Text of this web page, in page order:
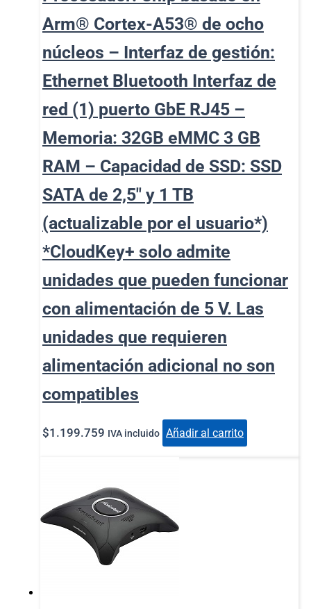
Arm® Cortex-A53® de ocho
núcleos – Interfaz de gestión:
Ethernet Bluetooth Interfaz de
red (1) puerto GbE RJ45 –
Memoria: 32GB eMMC 3 GB
RAM – Capacidad de SSD: SSD
SATA de 2,5″ y 1 TB
(actualizable por el usuario*)
*CloudKey+ solo admite
unidades que pueden funcionar
con alimentación de 5 V. Las
unidades que requieren
alimentación adicional no son
compatibles
$1.199.759 IVA incluido Añadir al carrito